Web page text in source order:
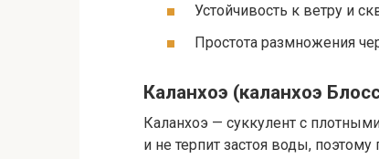
Устойчивость к ветру и
Простота размножения
Каланхоэ (каланхоэ
Каланхоэ — суккулент с
и не терпит застоя воды,